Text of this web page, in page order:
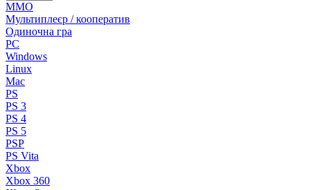
MMO
Мультиплеєр / кооператив
Одиночна гра
PC
Windows
Linux
Mac
PS
PS 3
PS 4
PS 5
PSP
PS Vita
Xbox
Xbox 360